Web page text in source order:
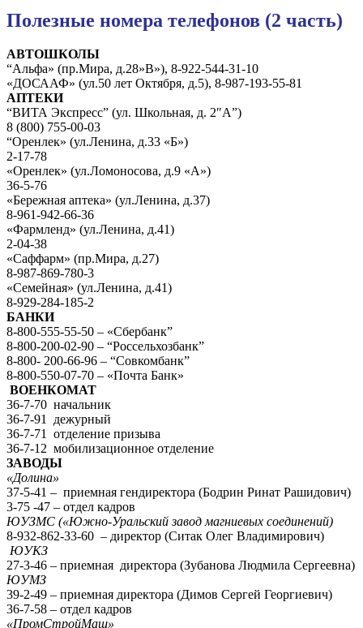
Полезные номера телефонов (2 часть)
АВТОШКОЛЫ
“Альфа» (пр.Мира, д.28»В»), 8-922-544-31-10
«ДОСААФ» (ул.50 лет Октября, д.5), 8-987-193-55-81
АПТЕКИ
“ВИТА Экспресс” (ул. Школьная, д. 2″А”)
8 (800) 755-00-03
“Оренлек» (ул.Ленина, д.33 «Б»)
2-17-78
«Оренлек» (ул.Ломоносова, д.9 «А»)
36-5-76
«Бережная аптека» (ул.Ленина, д.37)
8-961-942-66-36
«Фармленд» (ул.Ленина, д.41)
2-04-38
«Саффарм» (пр.Мира, д.27)
8-987-869-780-3
«Семейная» (ул.Ленина, д.41)
8-929-284-185-2
БАНКИ
8-800-555-55-50 – «Сбербанк”
8-800-200-02-90 – “Россельхозбанк”
8-800- 200-66-96 – “Совкомбанк”
8-800-550-07-70 – «Почта Банк»
ВОЕНКОМАТ
36-7-70 начальник
36-7-91 дежурный
36-7-71 отделение призыва
36-7-12 мобилизационное отделение
ЗАВОДЫ
«Долина»
37-5-41 – приемная гендиректора (Бодрин Ринат Рашидович)
3-75 -47 – отдел кадров
ЮУЗМС («Южно-Уральский завод магниевых соединений)
8-932-862-33-60 – директор (Ситак Олег Владимирович)
ЮУКЗ
27-3-46 – приемная директора (Зубанова Людмила Сергеевна)
ЮУМЗ
39-2-49 – приемная директора (Димов Сергей Георгиевич)
36-7-58 – отдел кадров
«ПромСтройМаш»